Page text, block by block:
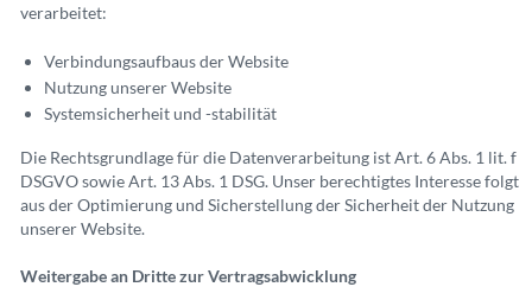
verarbeitet:
Verbindungsaufbaus der Website
Nutzung unserer Website
Systemsicherheit und -stabilität
Die Rechtsgrundlage für die Datenverarbeitung ist Art. 6 Abs. 1 lit. f
DSGVO sowie Art. 13 Abs. 1 DSG. Unser berechtigtes Interesse folgt
aus der Optimierung und Sicherstellung der Sicherheit der Nutzung
unserer Website.
Weitergabe an Dritte zur Vertragsabwicklung